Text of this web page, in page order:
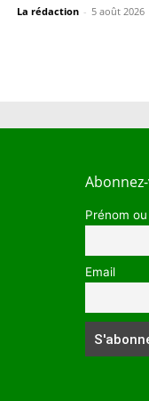
La rédaction - 5 août 2026
Prénom
Email